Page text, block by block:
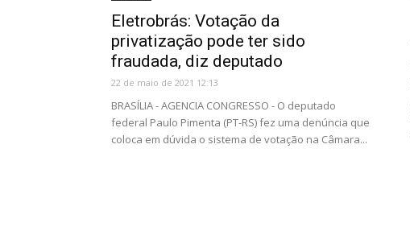
Eletrobrás: Votação da
privatização pode ter sido
fraudada, diz deputado
22 de maio de 2021 12:13
BRASÍLIA - AGENCIA CONGRESSO - O deputado
federal Paulo Pimenta (PT-RS) fez uma denúncia que
coloca em dúvida o sistema de votação na Câmara...